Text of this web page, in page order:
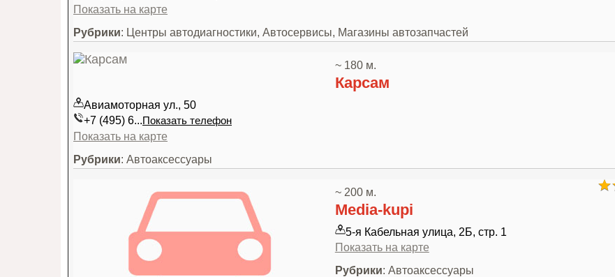
Показать на карте
Рубрики: Центры автодиагностики, Автосервисы, Магазины автозапчастей
~ 180 м.
Карсам
Авиамоторная ул., 50
+7 (495) 6...Показать телефон
Показать на карте
Рубрики: Автоаксессуары
~ 200 м.
Media-kupi
5-я Кабельная улица, 2Б, стр. 1
Показать на карте
Рубрики: Автоаксессуары